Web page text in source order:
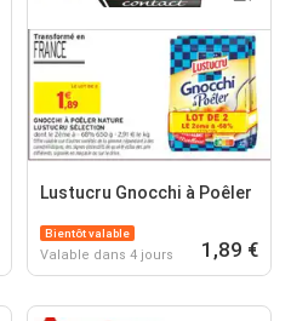
Lustucru Gnocchi à Poêler
Bientôt valable
Valable dans 4 jours 1,89 €